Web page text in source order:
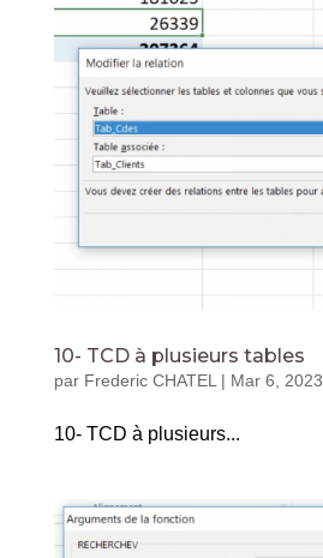
10- TCD à plusieurs tables
par Frederic CHATEL | Mar 6, 2023
10- TCD à plusieurs...